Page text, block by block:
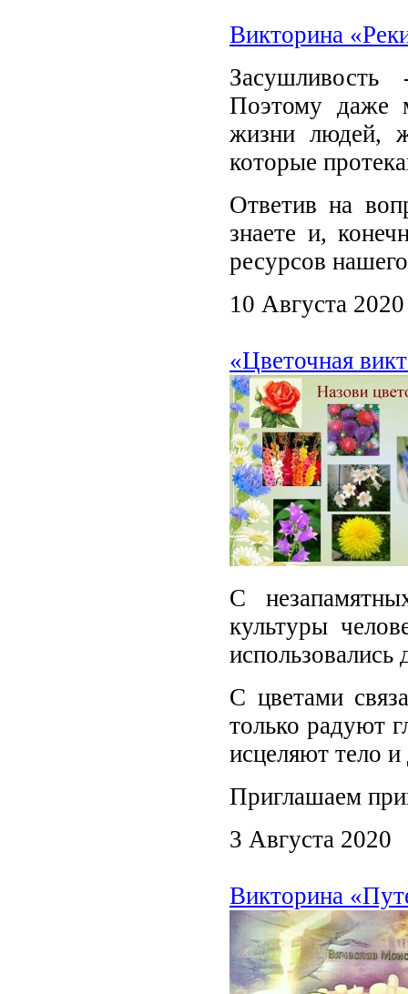
Викторина
Поэтому даже
жизни людей,
которые
Ответив на
знаете и,
ресурсов
10 Августа 2020
«Цветочная
С
культуры
С цветами
только радуют
исцеляют тело
Приглашаем
3 Августа 2020
Викторина